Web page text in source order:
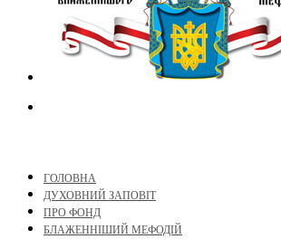
ГОЛОВНА
ДУХОВНИЙ ЗАПОВІТ
ПРО ФОНД
БЛАЖЕННІШИЙ МЕФОДІЙ